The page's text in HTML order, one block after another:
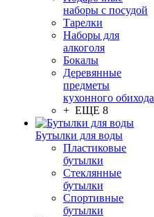
наборы с посудой
Тарелки
Наборы для
алкоголя
Бокалы
Деревянные
предметы
кухонного обихода
+ ЕЩЕ 8
Бутылки для воды
Пластиковые
бутылки
Стеклянные
бутылки
Спортивные
бутылки